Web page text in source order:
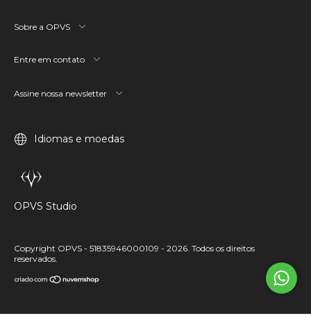
Sobre a OPVS
Entre em contato
Assine nossa newsletter
Idiomas e moedas
OPVS Studio
Copyright OPVS - 51835946000109 - 2026. Todos os direitos
reservados.